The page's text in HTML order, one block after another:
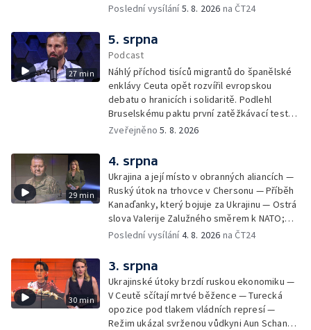
horolezce — Ruský útok na Kyjevskou oblast
Poslední vysílání5. 8. 2026 na ČT24
27 min
5. srpna
Podcast
Náhlý příchod tisíců migrantů do španělské
enklávy Ceuta opět rozvířil evropskou
debatu o hranicích i solidaritě. Podlehl
Bruselskému paktu první zatěžkávací test,
nebo Španělsko situaci zvládlo? Analytik
zahraniční redakce ČT24 Za horizont
rozkrývá zákulisní spory mezi Madridem a
Římem, politickou instrumentaci migrace ze
strany sousedních států i fakt, proč jsou
volání po uzavření Schengenu spíše
vzkazem domácím voličům než reálným
řešením. Moderuje Barbora Maxová
Zveřejněno5. 8. 2026
29 min
4. srpna
Ukrajina a její místo v obranných aliancích —
Ruský útok na trhovce v Chersonu — Příběh
Kanaďanky, který bojuje za Ukrajinu — Ostrá
slova Valerije Zalužného směrem k NATO;
Situace v Chersonu — Pětadvacet
židle pod ředitelem FIFA — Itálie se chystá
na návrat jaderné energetiky
Poslední vysílání4. 8. 2026 na ČT24
30 min
3. srpna
Ukrajinské útoky brzdí ruskou ekonomiku —
V Ceutě sčítají mrtvé běžence — Turecká
opozice pod tlakem vládních represí —
Režim ukázal svrženou vůdkyni Aun Schan